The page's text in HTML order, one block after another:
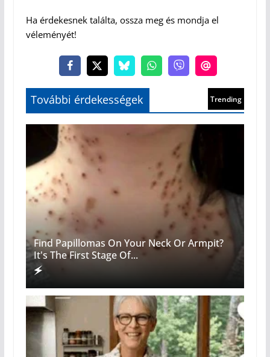
Ha érdekesnek találta, ossza meg és mondja el
véleményét!
Find Papillomas On Your Neck Or Armpit?
It's The First Stage Of...